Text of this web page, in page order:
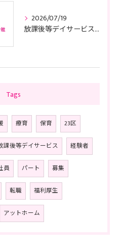
2026/07/19
放課後等デイサービスの面接に臨む前に知っておきたい東京都の質問例や服装準備のコツ
Tags
療育 保育 23区
課後等デイサービス 経験者
員 パート 募集
転職 福利厚生
アットホーム